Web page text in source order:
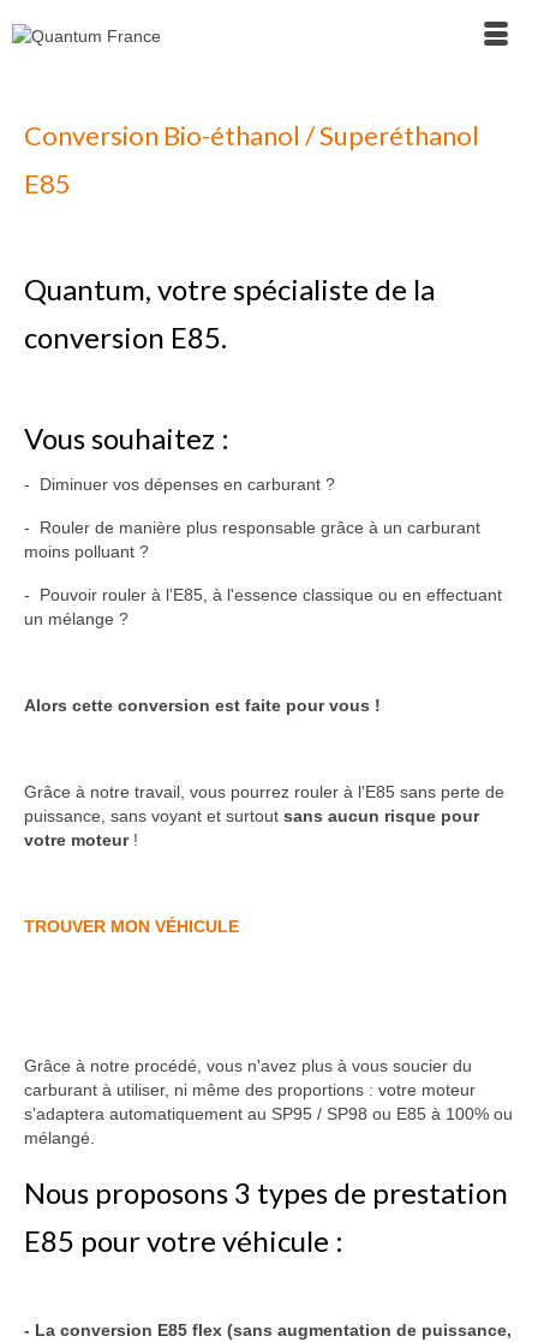
Conversion Bio-éthanol / Superéthanol
E85
Quantum, votre spécialiste de la
conversion E85.
Vous souhaitez :
- Diminuer vos dépenses en carburant ?
- Rouler de manière plus responsable grâce à un carburant
moins polluant ?
- Pouvoir rouler à l'E85, à l'essence classique ou en effectuant
un mélange ?
Alors cette conversion est faite pour vous !
Grâce à notre travail, vous pourrez rouler à l'E85 sans perte de
puissance, sans voyant et surtout sans aucun risque pour
votre moteur!
TROUVER MON VÉHICULE
Grâce à notre procédé, vous n'avez plus à vous soucier du
carburant à utiliser, ni même des proportions : votre moteur
s'adaptera automatiquement au SP95 / SP98 ou E85 à 100% ou
mélangé.
Nous proposons 3 types de prestation
E85 pour votre véhicule :
- La conversion E85 flex (sans augmentation de puissance,
Fermeture estivale - Nous serons fermés du 17 au 21
inclus. Merci de formuler vos demandes par le